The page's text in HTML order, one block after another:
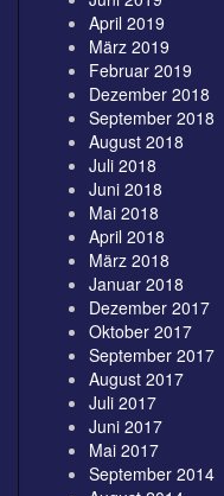
April 2019
März 2019
Februar 2019
Dezember 2018
September 2018
August 2018
Juli 2018
Juni 2018
Mai 2018
April 2018
März 2018
Januar 2018
Dezember 2017
Oktober 2017
September 2017
August 2017
Juli 2017
Juni 2017
Mai 2017
September 2014